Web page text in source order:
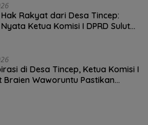
Rakyat dari Desa Tincep:
Ketua Komisi I DPRD Sulut
di Desa Tincep, Ketua Komisi I
Braien Waworuntu Pastikan